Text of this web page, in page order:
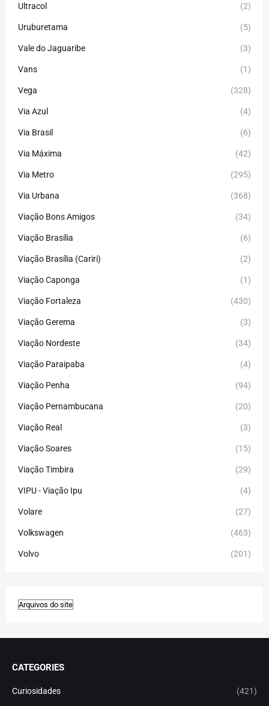
Ultracol (2)
Uruburetama (5)
Vale do Jaguaribe (3)
Vans (1)
Vega (328)
Via Azul (4)
Via Brasil (6)
Via Máxima (42)
Via Metro (295)
Via Urbana (368)
Viação Bons Amigos (34)
Viação Brasília (6)
Viação Brasília (Cariri) (2)
Viação Caponga (1)
Viação Fortaleza (430)
Viação Gerema (3)
Viação Nordeste (34)
Viação Paraipaba (4)
Viação Penha (94)
Viação Pernambucana (20)
Viação Real (3)
Viação Soares (15)
Viação Timbira (29)
VIPU - Viação Ipu (4)
Volare (27)
Volkswagen (463)
Volvo (201)
CATEGORIES
Curiosidades (421)